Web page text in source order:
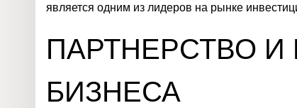
является одним из лидеров на рынке
ПАРТНЕРСТВО
БИЗНЕСА